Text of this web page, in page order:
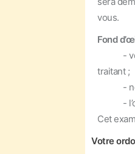
vous.
Fond
- vous
traitant ;
- notre
-
Cet
Votre